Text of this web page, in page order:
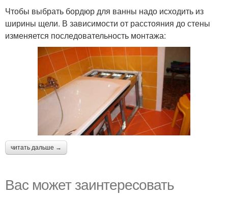
Чтобы выбрать бордюр для ванны надо исходить из
ширины щели. В зависимости от расстояния до стены
изменяется последовательность монтажа:
читать дальше →
Вас может заинтересовать